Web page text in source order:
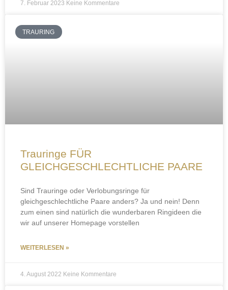
7. Februar 2023 Keine Kommentare
TRAURING
Trauringe FÜR
GLEICHGESCHLECHTLICHE PAARE
Sind Trauringe oder Verlobungsringe für
gleichgeschlechtliche Paare anders? Ja und nein! Denn
zum einen sind natürlich die wunderbaren Ringideen die
wir auf unserer Homepage vorstellen
WEITERLESEN »
4. August 2022 Keine Kommentare